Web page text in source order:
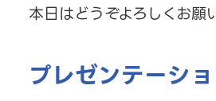
本日はどうぞよろしくお願
プレゼンテーシ